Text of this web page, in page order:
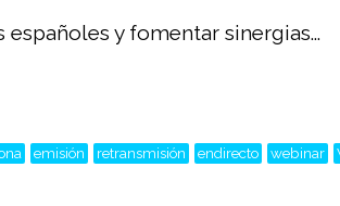
y fomentar sinergias...
emisión retransmisión endirecto webinar